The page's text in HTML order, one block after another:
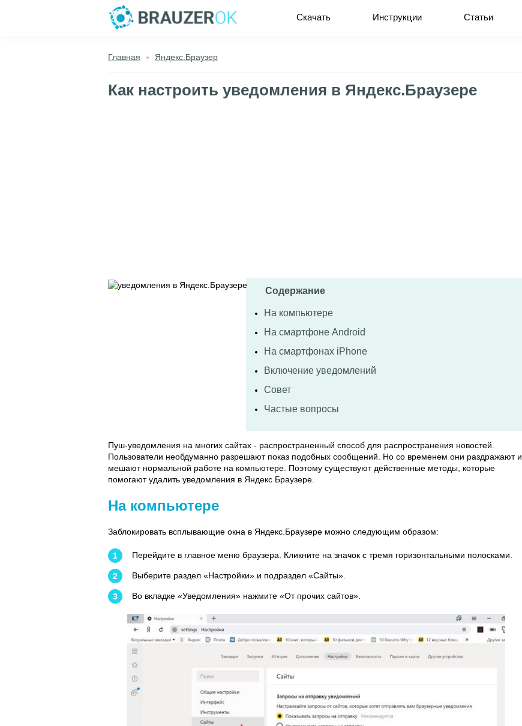
Скачать Инструкции Статьи
Главная Яндекс.Браузер
Как настроить уведомления в Яндекс.Браузере
Содержание
На компьютере
На смартфоне Android
На смартфонах iPhone
Включение уведомлений
Совет
Частые вопросы
Пуш-уведомления на многих сайтах - распространенный способ для распространения новостей.
Пользователи необдуманно разрешают показ подобных сообщений. Но со временем они раздражают и
мешают нормальной работе на компьютере. Поэтому существуют действенные методы, которые
помогают удалить уведомления в Яндекс Браузере.
На компьютере
Заблокировать всплывающие окна в Яндекс.Браузере можно следующим образом:
Перейдите в главное меню браузера. Кликните на значок с тремя горизонтальными полосками.
Выберите раздел «Настройки» и подраздел «Сайты».
Во вкладке «Уведомления» нажмите «От прочих сайтов».